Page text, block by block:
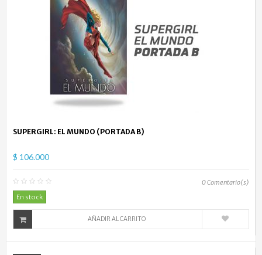
SUPERGIRL: EL MUNDO (PORTADA B)
$ 106.000
0Comentario(s)
En stock
AÑADIR AL CARRITO